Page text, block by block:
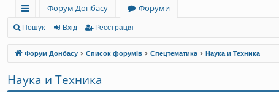
ви
дк
и
й
Форум Донбасу
Форуми
Пошук Вхід Реєстрація
Форум Донбасу Список форумів Спецтематика Наука и Техника
Наука и Техника